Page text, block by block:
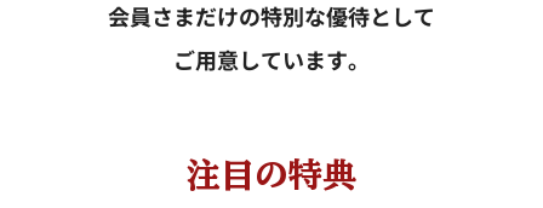
会員さまだけの特別な優待として
ご用意しています。
注目の特典